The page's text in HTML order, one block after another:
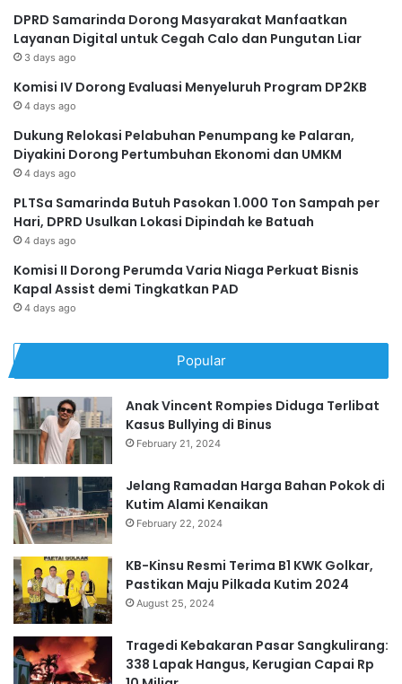
DPRD Samarinda Dorong Masyarakat Manfaatkan
Layanan Digital untuk Cegah Calo dan Pungutan Liar
3 days ago
Komisi IV Dorong Evaluasi Menyeluruh Program DP2KB
4 days ago
Dukung Relokasi Pelabuhan Penumpang ke Palaran,
Diyakini Dorong Pertumbuhan Ekonomi dan UMKM
4 days ago
PLTSa Samarinda Butuh Pasokan 1.000 Ton Sampah per
Hari, DPRD Usulkan Lokasi Dipindah ke Batuah
4 days ago
Komisi II Dorong Perumda Varia Niaga Perkuat Bisnis
Kapal Assist demi Tingkatkan PAD
4 days ago
Popular
Anak Vincent Rompies Diduga Terlibat
Kasus Bullying di Binus
February 21, 2024
Jelang Ramadan Harga Bahan Pokok di
Kutim Alami Kenaikan
February 22, 2024
KB-Kinsu Resmi Terima B1 KWK Golkar,
Pastikan Maju Pilkada Kutim 2024
August 25, 2024
Tragedi Kebakaran Pasar Sangkulirang:
338 Lapak Hangus, Kerugian Capai Rp